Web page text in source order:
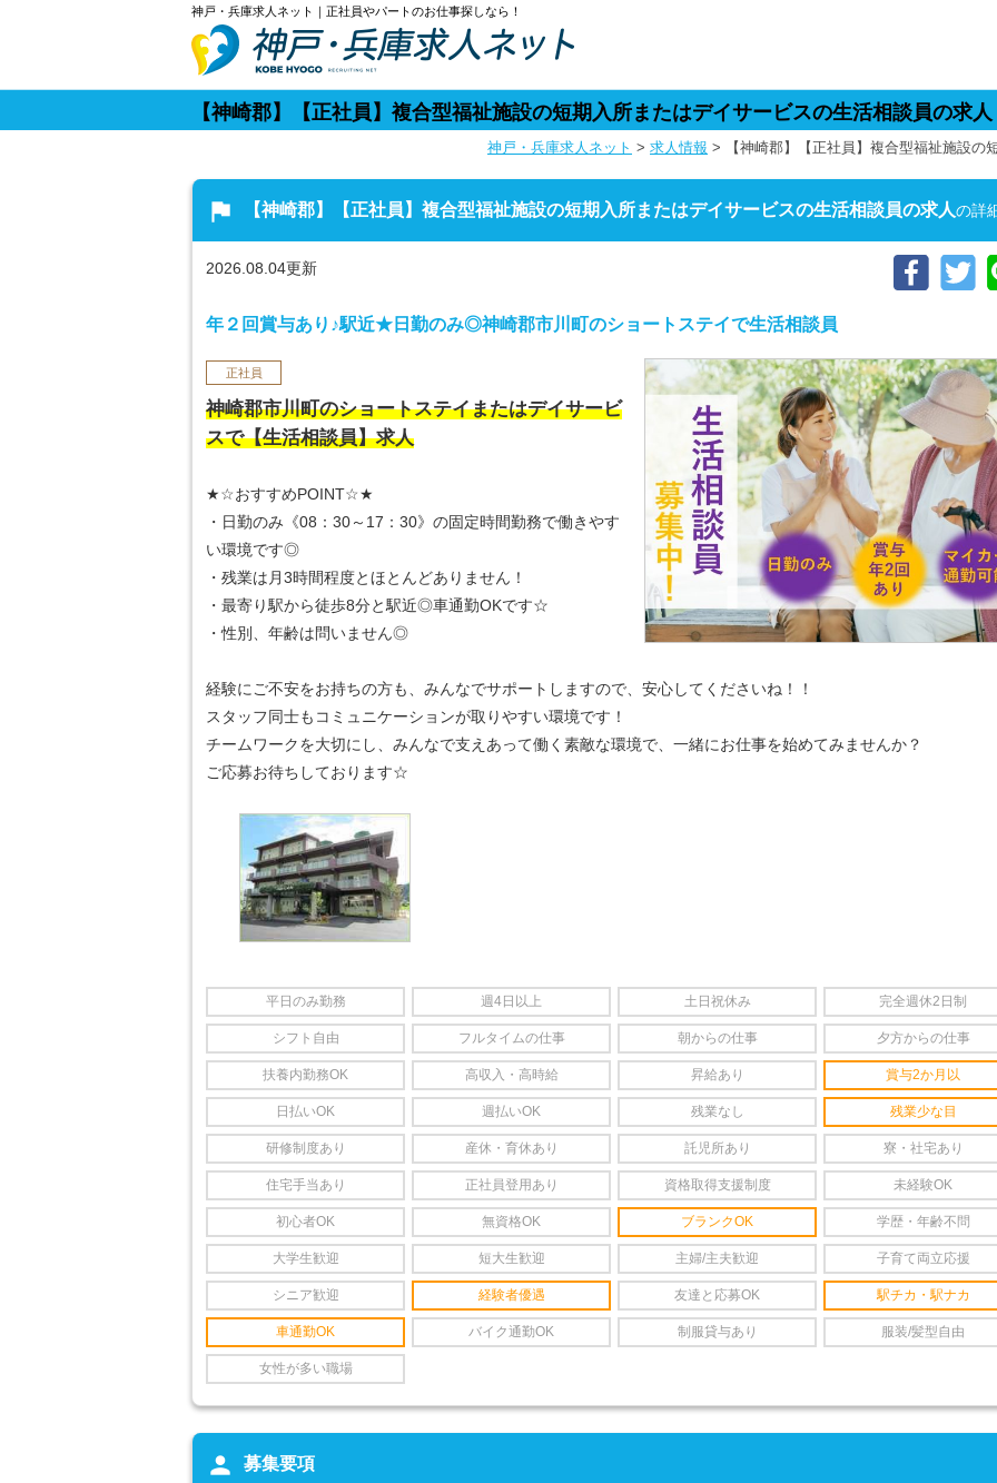
神戸・兵庫求人ネット｜正社員やパートのお仕事探しなら！
【神崎郡】【正社員】複合型福祉施設の短期入所またはデイサービスの生活相談員の求人
神戸・兵庫求人ネット > 求人情報 > 【神崎郡】【正社員】複合型福祉施設
flag 【神崎郡】【正社員】複合型福祉施設の短期入所またはデイサービスの生活相談員の求人の詳
2026.08.04更新
年２回賞与あり♪駅近★日勤のみ◎神崎郡市川町のショートステイで生活相談員
正社員
神崎郡市川町のショートステイまたはデイサービ
スで【生活相談員】求人
★☆おすすめPOINT☆★
・日勤のみ《08：30～17：30》の固定時間勤務で働きやす
い環境です◎
・残業は月3時間程度とほとんどありません！
・最寄り駅から徒歩8分と駅近◎車通勤OKです☆
・性別、年齢は問いません◎
経験にご不安をお持ちの方も、みんなでサポートしますので、安心してくださいね！！
スタッフ同士もコミュニケーションが取りやすい環境です！
チームワークを大切にし、みんなで支えあって働く素敵な環境で、一緒にお仕事を始めてみませんか？
ご応募お待ちしております☆
平日のみ勤務 週4日以上 土日祝休み 完全週休2日制
シフト自由 フルタイムの仕事 朝からの仕事 夕方からの仕事
扶養内勤務OK 高収入・高時給 昇給あり 賞与2か月以
日払いOK 週払いOK 残業なし 残業少な目
研修制度あり 産休・育休あり 託児所あり 寮・社宅あり
住宅手当あり 正社員登用あり 資格取得支援制度 未経験OK
初心者OK 無資格OK ブランクOK 学歴・年齢不問
大学生歓迎 短大生歓迎 主婦/主夫歓迎 子育て両立応援
シニア歓迎 経験者優遇 友達と応募OK 駅チカ・駅ナカ
車通勤OK バイク通勤OK 制服貸与あり 服装/髪型自由
女性が多い職場
person 募集要項